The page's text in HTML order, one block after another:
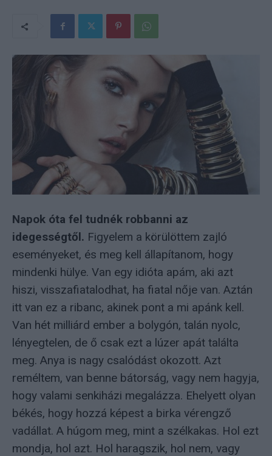
Napok óta fel tudnék robbanni az
idegességtől. Figyelem a körülöttem zajló
eseményeket, és meg kell állapítanom, hogy
mindenki hülye. Van egy idióta apám, aki azt
hiszi, visszafiatalodhat, ha fiatal nője van. Aztán
itt van ez a ribanc, akinek pont a mi apánk kell.
Van hét milliárd ember a bolygón, talán nyolc,
lényegtelen, de ő csak ezt a lúzer apát találta
meg. Anya is nagy csalódást okozott. Azt
reméltem, van benne bátorság, vagy nem hagyja,
hogy valami senkiházi megalázza. Ehelyett olyan
békés, hogy hozzá képest a birka vérengző
vadállat. A húgom meg, mint a szélkakas. Hol ezt
mondja, hol azt. Hol haragszik, hol nem, vagy